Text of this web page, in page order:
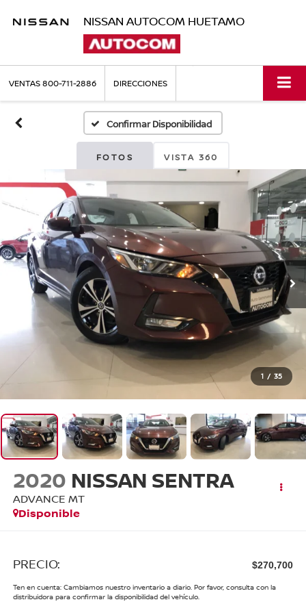
NISSAN AUTOCOM HUETAMO
VENTAS800-711-2886 DIRECCIONES
Confirmar Disponibilidad
FOTOS VISTA 360
1 / 35
2020 NISSAN SENTRA
ADVANCE MT
Disponible
PRECIO: $270,700
Ten en cuenta: Cambiamos nuestro inventario a diario. Por favor, consulta con la
distribuidora para confirmar la disponibilidad del vehículo.